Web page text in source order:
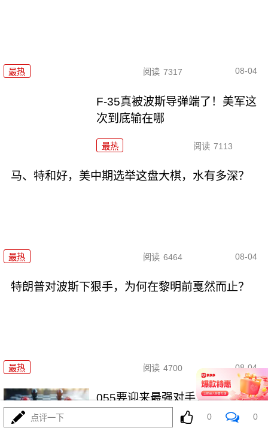
最热 阅读 7317 08-04
F-35真被波斯导弹端了！美军这
次到底输在哪
最热 阅读 7113
马、特和好，美中期选举这盘大棋，水有多深？
最热 阅读 6464 08-04
特朗普对波斯下狠手，为何在黎明前戛然而止？
最热 阅读 4700 08-04
055要迎来最强对手？东瀛万吨新
点评一下 0 0